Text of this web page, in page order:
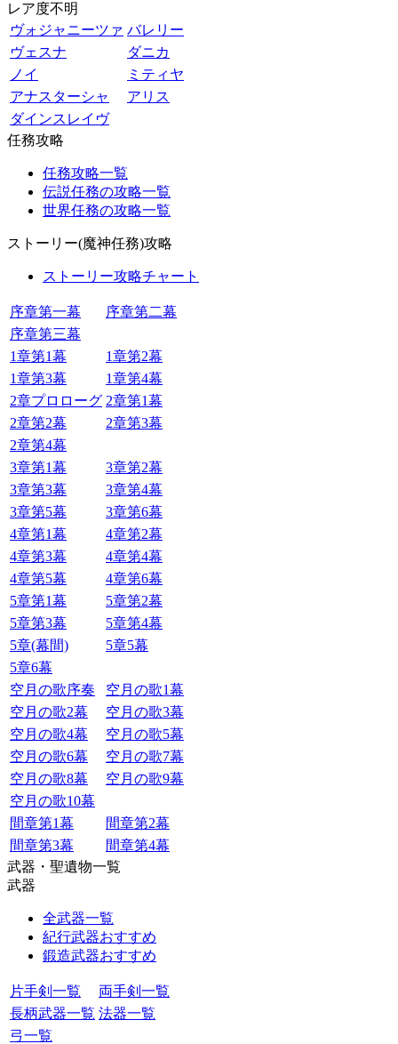
レア度不明
ヴォジャニーツァ バレリー
ヴェスナ
ダニカ
ノイ
ミティヤ
アナスターシャ
アリス
ダインスレイヴ
任務攻略
任務攻略一覧
伝説任務の攻略一覧
世界任務の攻略一覧
ストーリー(魔神任務)攻略
ストーリー攻略チャート
序章第一幕
序章第二幕
序章第三幕
1章第1幕
1章第2幕
1章第3幕
1章第4幕
2章プロローグ 2章第1幕
2章第2幕
2章第3幕
2章第4幕
3章第1幕
3章第2幕
3章第3幕
3章第4幕
3章第5幕
3章第6幕
4章第1幕
4章第2幕
4章第3幕
4章第4幕
4章第5幕
4章第6幕
5章第1幕
5章第2幕
5章第3幕
5章第4幕
5章(幕間)
5章5幕
5章6幕
空月の歌序奏
空月の歌1幕
空月の歌2幕
空月の歌3幕
空月の歌4幕
空月の歌5幕
空月の歌6幕
空月の歌7幕
空月の歌8幕
空月の歌9幕
空月の歌10幕
間章第1幕
間章第2幕
間章第3幕
間章第4幕
武器・聖遺物一覧
武器
全武器一覧
紀行武器おすすめ
鍛造武器おすすめ
片手剣一覧
両手剣一覧
長柄武器一覧 法器一覧
弓一覧